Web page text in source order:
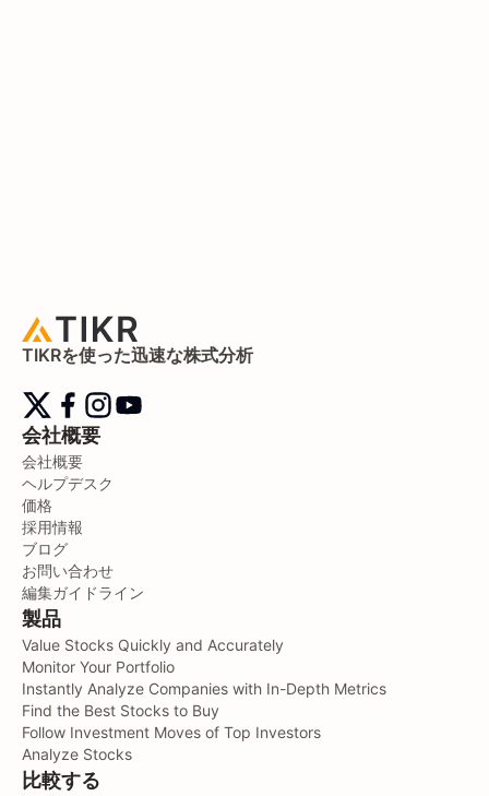
TIKRを使った迅速な株式分析
会社概要
会社概要
ヘルプデスク
価格
採用情報
ブログ
お問い合わせ
編集ガイドライン
製品
Value Stocks Quickly and Accurately
Monitor Your Portfolio
Instantly Analyze Companies with In-Depth Metrics
Find the Best Stocks to Buy
Follow Investment Moves of Top Investors
Analyze Stocks
比較する